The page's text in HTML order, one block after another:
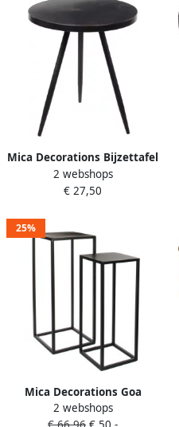
Mica Decorations Bijzettafel
Kent rond metaal zwart 35
x 40 cm Bijzettafels
2 webshops
€ 27,50
25%
Mica Decorations Goa
Bijzettafel Set van 2 L30 x
2 webshops